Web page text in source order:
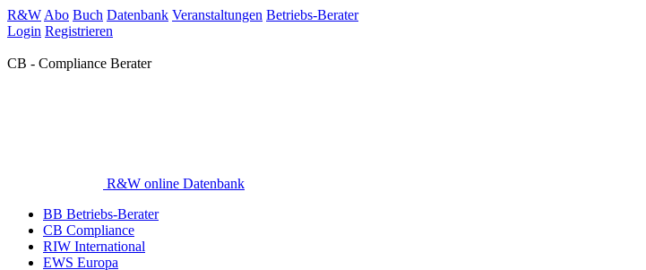
R&W Abo Buch Datenbank Veranstaltungen Betriebs-Berater
Login Registrieren
CB - Compliance Berater
R&W online Datenbank
BB Betriebs-Berater
CB Compliance
RIW International
EWS Europa